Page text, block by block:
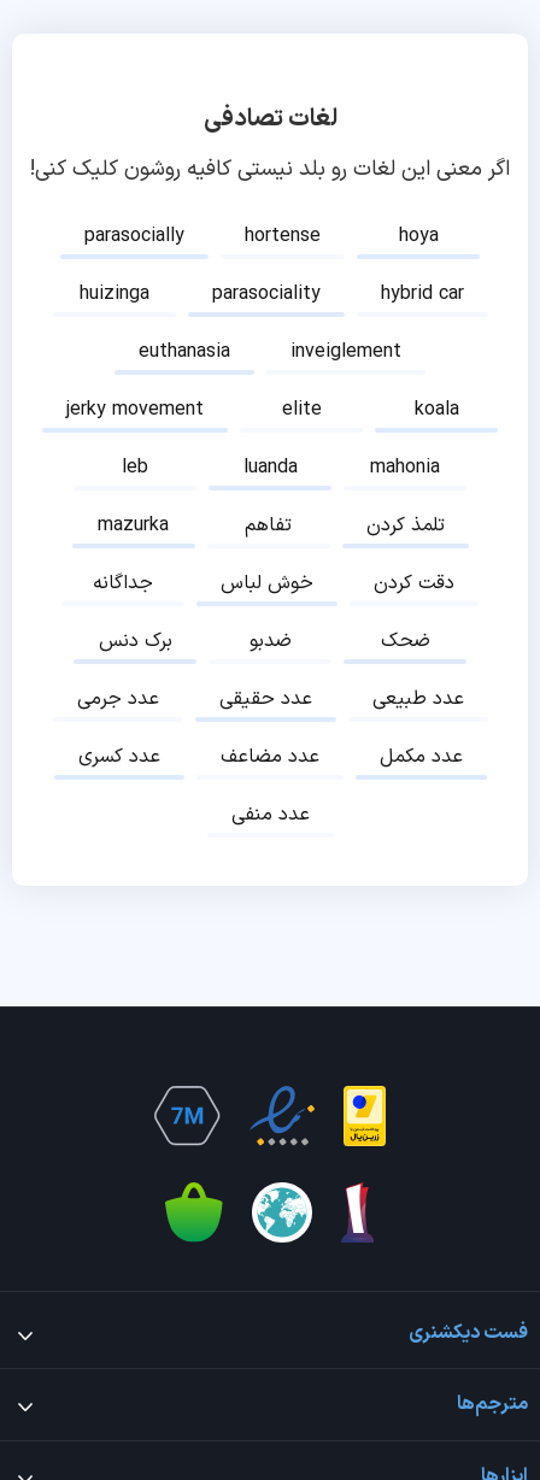
لغات تصادفی
اگر معنی این لغات رو بلد نیستی کافیه روشون کلیک کنی!
parasocially hortense
hoya
huizinga
parasociality
hybrid car
euthanasia
inveiglement
jerky movement
elite
koala
leb
luanda
mahonia
mazurka
تفاهم
تلمذ کردن
جداگانه
خوش لباس
دقت کردن
برک دنس
ضدبو
ضحک
عدد جرمی
عدد حقیقی
عدد طبیعی
عدد کسری
عدد مضاعف
عدد مکمل
عدد منفی
فست دیکشنری
مترجم‌ها